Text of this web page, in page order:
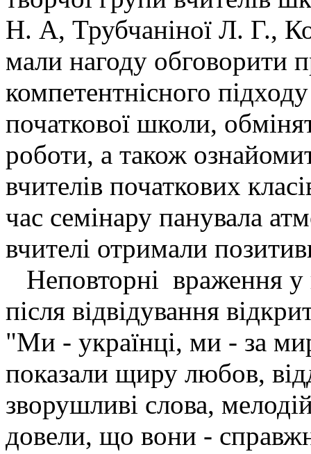
Н. А, Трубчаніної Л. Г.,
мали нагоду обговорити
компетентнісного
початкової школи,
роботи, а також
вчителів початкових
час семінару панувала
вчителі отримали
Неповторні враження у
після відвідування
"Ми - українці, ми - за
показали щиру любов,
зворушливі слова,
довели, що вони -